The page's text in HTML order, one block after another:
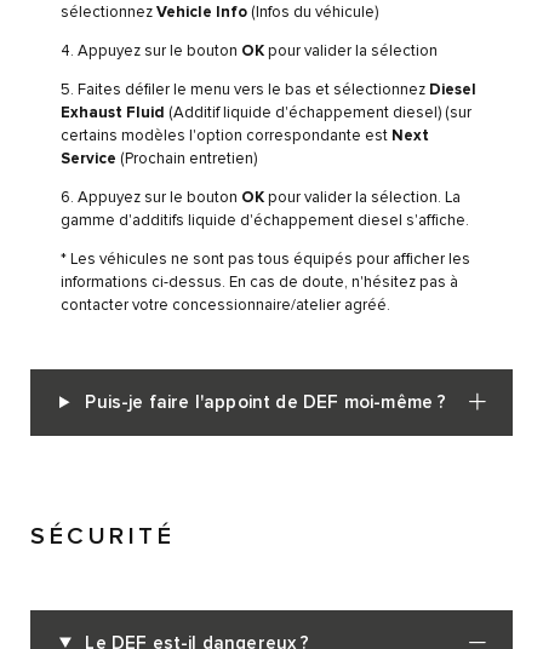
sélectionnez Vehicle Info (Infos du véhicule)
4. Appuyez sur le bouton OK pour valider la sélection
5. Faites défiler le menu vers le bas et sélectionnez Diesel
Exhaust Fluid (Additif liquide d'échappement diesel) (sur
certains modèles l'option correspondante est Next
Service (Prochain entretien)
6. Appuyez sur le bouton OK pour valider la sélection. La
gamme d'additifs liquide d'échappement diesel s'affiche.
* Les véhicules ne sont pas tous équipés pour afficher les
informations ci-dessus. En cas de doute, n'hésitez pas à
contacter votre concessionnaire/atelier agréé.
Puis-je faire l'appoint de DEF moi-même ?
SÉCURITÉ
Le DEF est-il dangereux ?